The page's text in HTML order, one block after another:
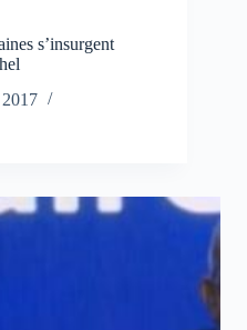
s’insurgent